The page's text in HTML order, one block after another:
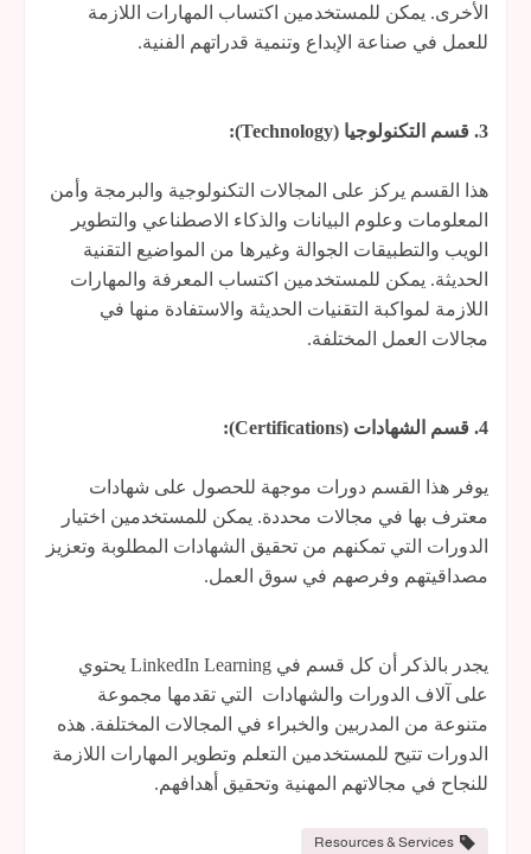
الأخرى. يمكن للمستخدمين اكتساب المهارات اللازمة
للعمل في صناعة الإبداع وتنمية قدراتهم الفنية.
3. قسم التكنولوجيا (Technology):
هذا القسم يركز على المجالات التكنولوجية والبرمجة وأمن
المعلومات وعلوم البيانات والذكاء الاصطناعي والتطوير
الويب والتطبيقات الجوالة وغيرها من المواضيع التقنية
الحديثة. يمكن للمستخدمين اكتساب المعرفة والمهارات
اللازمة لمواكبة التقنيات الحديثة والاستفادة منها في
مجالات العمل المختلفة.
4. قسم الشهادات (Certifications):
يوفر هذا القسم دورات موجهة للحصول على شهادات
معترف بها في مجالات محددة. يمكن للمستخدمين اختيار
الدورات التي تمكنهم من تحقيق الشهادات المطلوبة وتعزيز
مصداقيتهم وفرصهم في سوق العمل.
يجدر بالذكر أن كل قسم في LinkedIn Learning يحتوي
على آلاف الدورات والشهادات التي تقدمها مجموعة
متنوعة من المدربين والخبراء في المجالات المختلفة. هذه
الدورات تتيح للمستخدمين التعلم وتطوير المهارات اللازمة
للنجاح في مجالاتهم المهنية وتحقيق أهدافهم.
Resources & Services